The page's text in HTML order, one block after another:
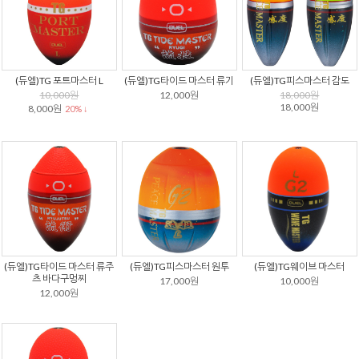
(듀엘)TG 포트마스터 L
10,000원
8,000원 20% ↓
(듀엘)TG타이드 마스터 류기
12,000원
(듀엘)TG피스마스터 감도
18,000원
18,000원
(듀엘)TG타이드 마스터 류주
츠 바다구멍찌
12,000원
(듀엘)TG피스마스터 원투
17,000원
(듀엘)TG웨이브 마스터
10,000원